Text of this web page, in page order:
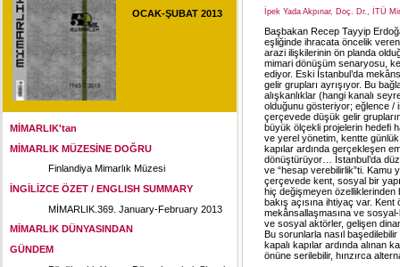
OCAK-ŞUBAT 2013
MİMARLIK'tan
MİMARLIK MÜZESİNE DOĞRU
Finlandiya Mimarlık Müzesi
İNGİLİZCE ÖZET / ENGLISH SUMMARY
MİMARLIK.369. January-February 2013
MİMARLIK DÜNYASINDAN
GÜNDEM
İpek Yada Akpınar, Doç. Dr., İTÜ
Başbakan Recep Tayyip
eşliğinde ihracata öncelik
arazi ilişkilerinin ön planda
mimari dönüşüm senaryosu,
ediyor. Eski İstanbul’da
gelir grupları ayrışıyor. Bu
alışkanlıklar (hangi kanalı
olduğunu gösteriyor; eğlence /
çerçevede düşük gelir
büyük ölçekli projelerin hedefi
ve yerel yönetim, kentte günlük
kapılar ardında gerçekleşen
dönüştürüyor… İstanbul’da
ve “hesap verebilirlik”ti. Kamu
çerçevede kent, sosyal bir
hiç değişmeyen özelliklerinden
bakış açısına ihtiyaç var.
mekânsallaşmasına ve
ve sosyal aktörler, gelişen
Bu sorunlarla nasıl
kapalı kapılar ardında alınan
önüne serilebilir, hınzırca